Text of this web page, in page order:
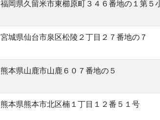
福岡県久留米市東櫛原町３４６番地の１第５
宮城県仙台市泉区松陵２丁目２７番地の７
熊本県山鹿市山鹿６０７番地の５
熊本県熊本市北区楠１丁目１２番５１号